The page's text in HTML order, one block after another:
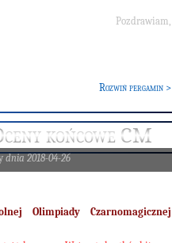
Pozdrawiam,
Rozwiń pergamin >
końcowe CM
dnia 2018-04-26
Olimpiady Czarnomagicznej